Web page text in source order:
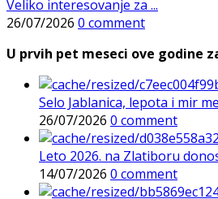
Veliko interesovanje za ...
26/07/2026 0 comment
U prvih pet meseci ove godine
Selo Jablanica, lepota i mir
26/07/2026 0 comment
Leto 2026. na Zlatiboru
14/07/2026 0 comment